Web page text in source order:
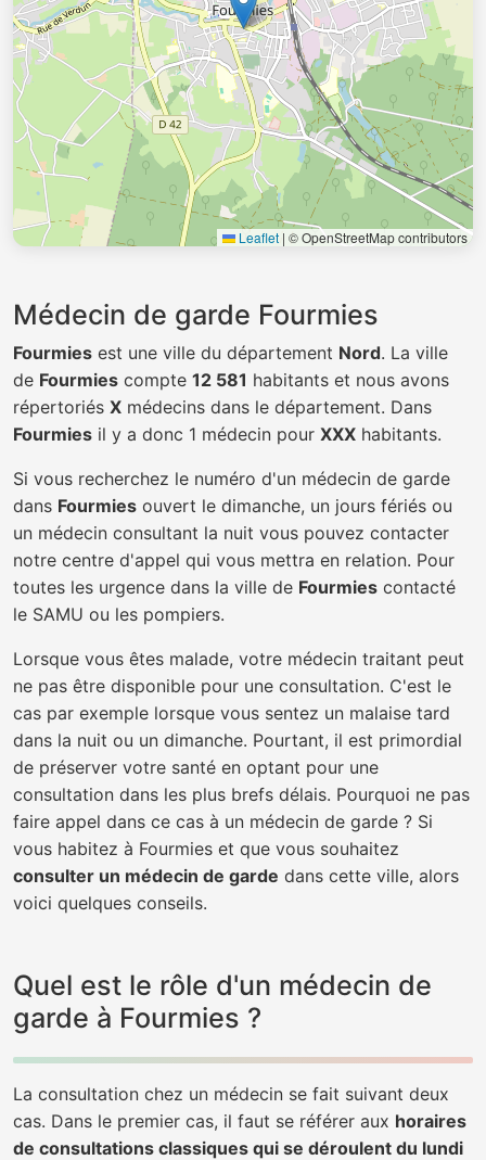
Leaflet | © OpenStreetMap contributors
Médecin de garde Fourmies
Fourmies est une ville du département Nord. La ville
de Fourmies compte 12 581 habitants et nous avons
répertoriés X médecins dans le département. Dans
Fourmies il y a donc 1 médecin pour XXX habitants.
Si vous recherchez le numéro d'un médecin de garde
dans Fourmies ouvert le dimanche, un jours fériés ou
un médecin consultant la nuit vous pouvez contacter
notre centre d'appel qui vous mettra en relation. Pour
toutes les urgence dans la ville de Fourmies contacté
le SAMU ou les pompiers.
Lorsque vous êtes malade, votre médecin traitant peut
ne pas être disponible pour une consultation. C'est le
cas par exemple lorsque vous sentez un malaise tard
dans la nuit ou un dimanche. Pourtant, il est primordial
de préserver votre santé en optant pour une
consultation dans les plus brefs délais. Pourquoi ne pas
faire appel dans ce cas à un médecin de garde ? Si
vous habitez à Fourmies et que vous souhaitez
consulter un médecin de garde dans cette ville, alors
voici quelques conseils.
Quel est le rôle d'un médecin de
garde à Fourmies ?
La consultation chez un médecin se fait suivant deux
cas. Dans le premier cas, il faut se référer aux horaires
de consultations classiques qui se déroulent du lundi